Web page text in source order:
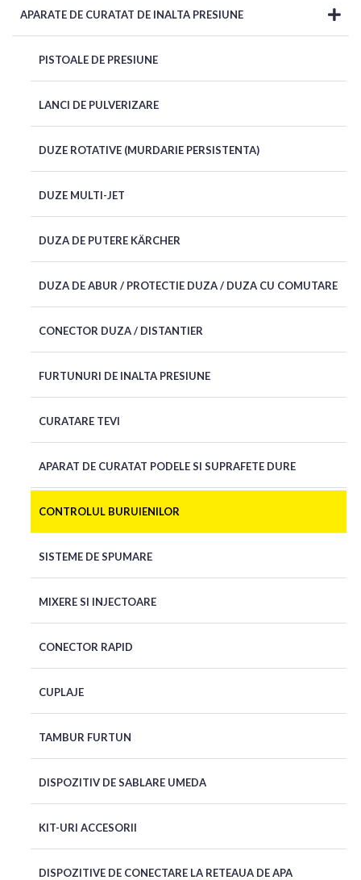
APARATE DE CURATAT DE INALTA PRESIUNE
PISTOALE DE PRESIUNE
LANCI DE PULVERIZARE
DUZE ROTATIVE (MURDARIE PERSISTENTA)
DUZE MULTI-JET
DUZA DE PUTERE KÄRCHER
DUZA DE ABUR / PROTECTIE DUZA / DUZA CU COMUTARE
CONECTOR DUZA / DISTANTIER
FURTUNURI DE INALTA PRESIUNE
CURATARE TEVI
APARAT DE CURATAT PODELE SI SUPRAFETE DURE
CONTROLUL BURUIENILOR
SISTEME DE SPUMARE
MIXERE SI INJECTOARE
CONECTOR RAPID
CUPLAJE
TAMBUR FURTUN
DISPOZITIV DE SABLARE UMEDA
KIT-URI ACCESORII
DISPOZITIVE DE CONECTARE LA RETEAUA DE APA